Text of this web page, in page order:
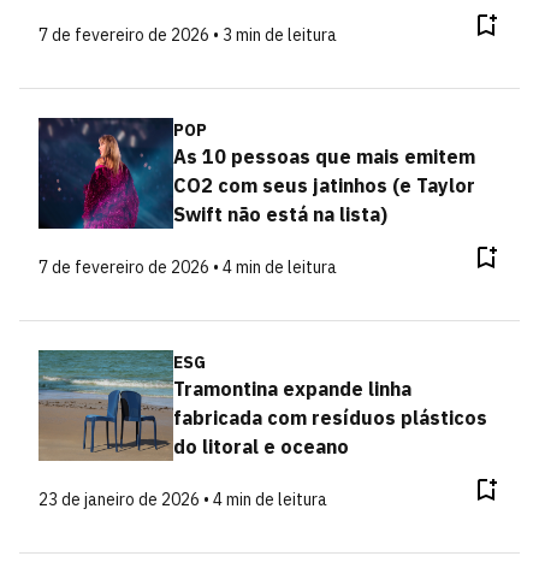
7 de fevereiro de 2026 • 3 min de leitura
POP
As 10 pessoas que mais emitem
CO2 com seus jatinhos (e Taylor
Swift não está na lista)
7 de fevereiro de 2026 • 4 min de leitura
ESG
Tramontina expande linha
fabricada com resíduos plásticos
do litoral e oceano
23 de janeiro de 2026 • 4 min de leitura